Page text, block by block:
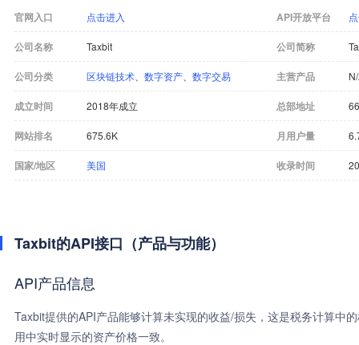
官网入口 点击进入 API开放平台
公司名称 Taxbit 公司简称
公司分类 区块链技术 数字资产 数字交易 主营产品
成立时间 2018年成立 总部地址
网站排名 675.6K 月用户量
国家/地区 美国 收录时间
Taxbit的API接口（产品与功能）
API产品信息
Taxbit提供的API产品能够计算未实现的收益/损失，这是税务计算中
用中实时显示的资产价格一致。